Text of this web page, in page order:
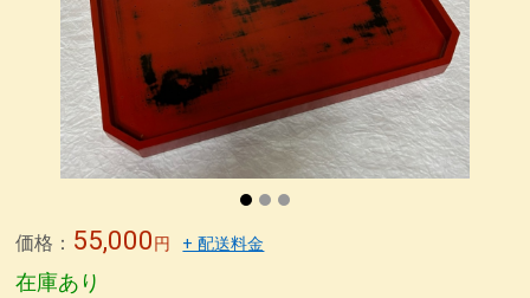
無印良品カレンダー 箱根やまぼうし 特定商取引法表記
無印良品青山店へ 冨田勲さん 東京画廊の山本孝さん
緒形拳さん 荒井修さん 朱 合鹿椀 パネル パネル2
パネル＊5 パネル＊7 パネル＊9 パネル＊11 パネル＊15
パネル＊13 荒彫根来 小鉢 荒挽根来銘々皿 荒彫根来 吸物椀
価格： 55,000円 + 配送料金
在庫あり